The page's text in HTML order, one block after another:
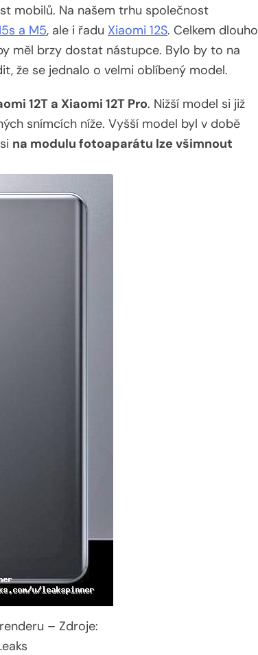
mobilů. Na našem trhu společnost
a M5, ale i řadu Xiaomi 12S. Celkem dlouho
měl brzy dostat nástupce. Bylo by to na
že se jednalo o velmi oblíbený model.
12T a Xiaomi 12T Pro. Nižší model si již
snímcích níže. Vyšší model byl v době
na modulu fotoaparátu lze všimnout
– Zdroje: